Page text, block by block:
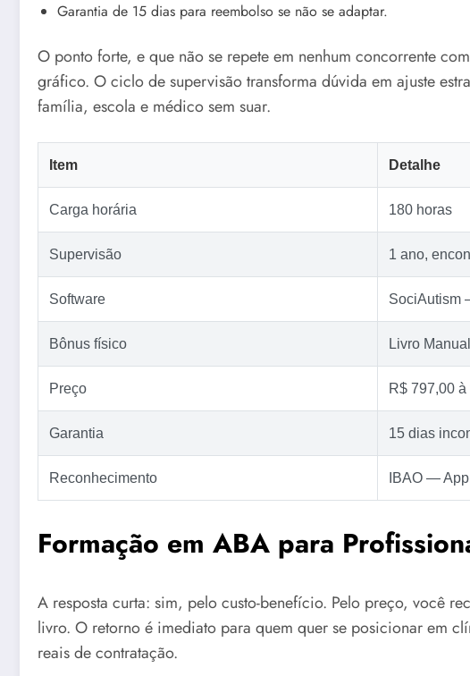
Garantia de 15 dias para reembolso se não se adaptar.
O ponto forte, e que não se repete em nenhum concorrente
gráfico. O ciclo de supervisão transforma dúvida em ajuste
família, escola e médico sem suar.
Item Detalhe
Carga horária 180 horas
Supervisão 1 ano,
Software SociAutism
Bônus físico Livro
Preço R$ 797,00
Garantia 15 dias
Reconhecimento IBAO —
Formação em ABA para
A resposta curta: sim, pelo custo-benefício. Pelo preço, você
livro. O retorno é imediato para quem quer se posicionar em
reais de contratação.